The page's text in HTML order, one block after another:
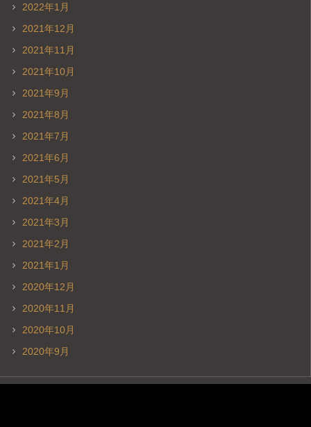
2022年1月
2021年12月
2021年11月
2021年10月
2021年9月
2021年8月
2021年7月
2021年6月
2021年5月
2021年4月
2021年3月
2021年2月
2021年1月
2020年12月
2020年11月
2020年10月
2020年9月